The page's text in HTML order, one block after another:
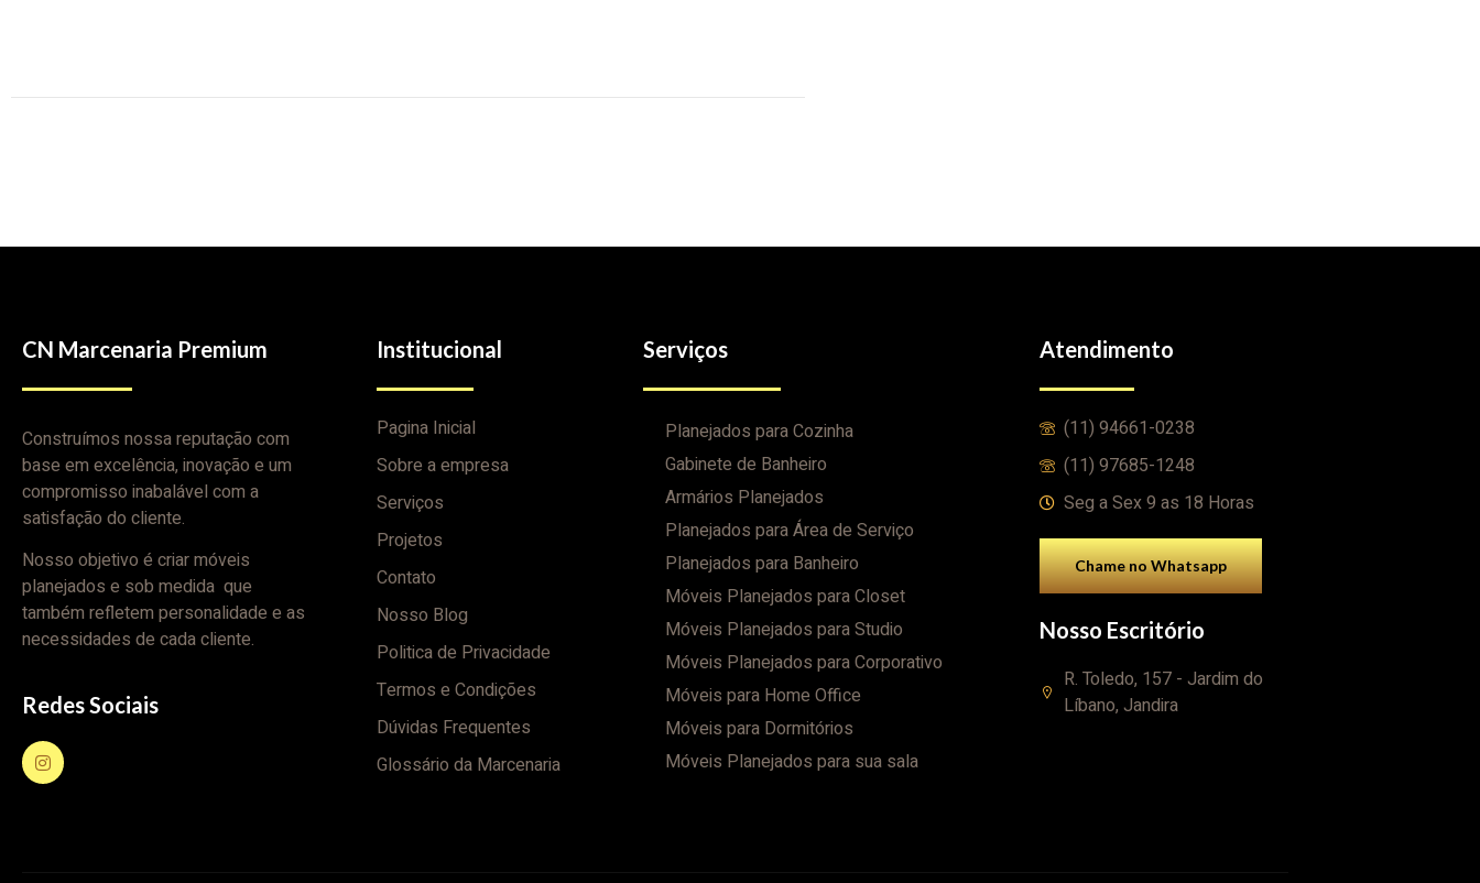
CN Marcenaria Premium
Construímos nossa reputação com
base em excelência, inovação e um
compromisso inabalável com a
satisfação do cliente.
Nosso objetivo é criar móveis
planejados e sob medida que
também refletem personalidade e as
necessidades de cada cliente.
Redes Sociais
Institucional
Pagina Inicial
Sobre a empresa
Serviços
Projetos
Contato
Nosso Blog
Politica de Privacidade
Termos e Condições
Dúvidas Frequentes
Glossário da Marcenaria
Serviços
Planejados para Cozinha
Gabinete de Banheiro
Armários Planejados
Planejados para Área de Serviço
Planejados para Banheiro
Móveis Planejados para Closet
Móveis Planejados para Studio
Móveis Planejados para Corporativo
Móveis para Home Office
Móveis para Dormitórios
Móveis Planejados para sua sala
Atendimento
(11) 94661-0238
(11) 97685-1248
Seg a Sex 9 as 18 Horas
Chame no Whatsapp
Nosso Escritório
R. Toledo, 157 - Jardim do
Líbano, Jandira